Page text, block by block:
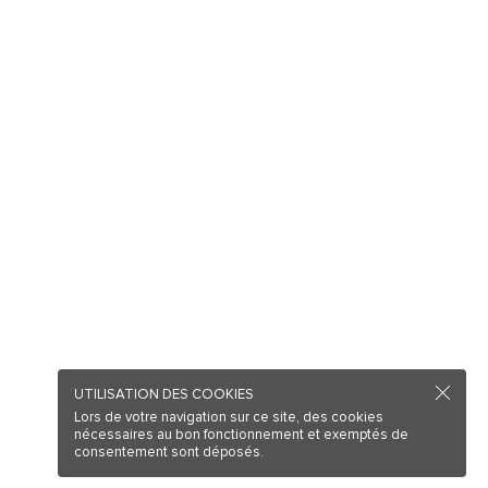
UTILISATION DES COOKIES
Lors de votre navigation sur ce site, des cookies
nécessaires au bon fonctionnement et exemptés de
consentement sont déposés.